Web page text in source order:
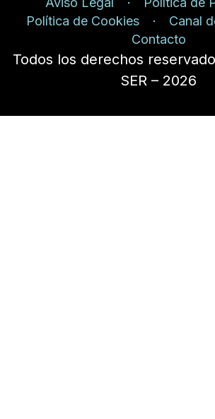
Política de Cookies
Canal
Contacto
Todos los derechos
SER – 2026